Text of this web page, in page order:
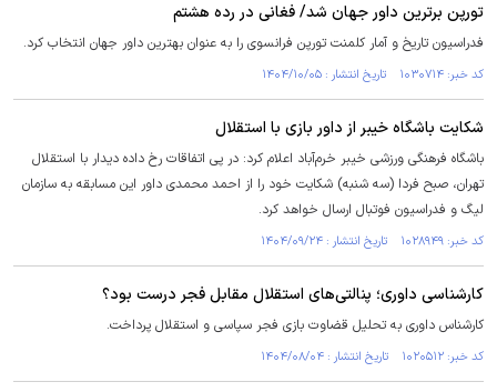
تورپن برترین داور جهان شد/ فغانی در رده هشتم
فدراسیون تاریخ و آمار کلمنت تورپن فرانسوی را به عنوان بهترین داور جهان انتخاب کرد.
کد خبر: ۱۰۳۰۷۱۴ تاریخ انتشار : ۱۴۰۴/۱۰/۰۵
شکایت باشگاه خیبر از داور بازی با استقلال
باشگاه فرهنگی ورزشی خیبر خرم‌آباد اعلام کرد: در پی اتفاقات رخ داده دیدار با استقلال
تهران، صبح فردا (سه شنبه) شکایت خود را از احمد محمدی داور این مسابقه به سازمان
لیگ و فدراسیون فوتبال ارسال خواهد کرد.
کد خبر: ۱۰۲۸۹۴۹ تاریخ انتشار : ۱۴۰۴/۰۹/۲۴
کارشناسی داوری؛ پنالتی‌های استقلال مقابل فجر درست بود؟
کارشناس داوری به تحلیل قضاوت بازی فجر سپاسی و استقلال پرداخت.
کد خبر: ۱۰۲۰۵۱۲ تاریخ انتشار : ۱۴۰۴/۰۸/۰۴